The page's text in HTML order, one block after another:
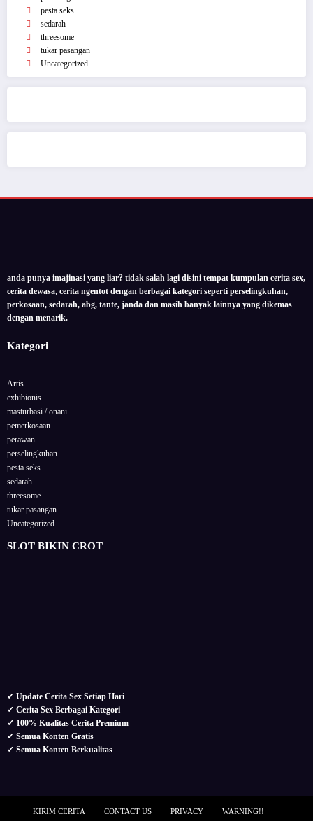
pesta seks
sedarah
threesome
tukar pasangan
Uncategorized
anda punya imajinasi yang liar? tidak salah lagi disini tempat kumpulan cerita sex,
cerita dewasa, cerita ngentot dengan berbagai kategori seperti perselingkuhan,
perkosaan, sedarah, abg, tante, janda dan masih banyak lainnya yang dikemas
dengan menarik.
Kategori
Artis
exhibionis
masturbasi / onani
pemerkosaan
perawan
perselingkuhan
pesta seks
sedarah
threesome
tukar pasangan
Uncategorized
SLOT BIKIN CROT
✓ Update Cerita Sex Setiap Hari
✓ Cerita Sex Berbagai Kategori
✓ 100% Kualitas Cerita Premium
✓ Semua Konten Gratis
✓ Semua Konten Berkualitas
KIRIM CERITA CONTACT US PRIVACY WARNING!!